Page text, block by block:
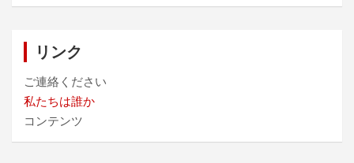
リンク
ご連絡ください
私たちは誰か
コンテンツ